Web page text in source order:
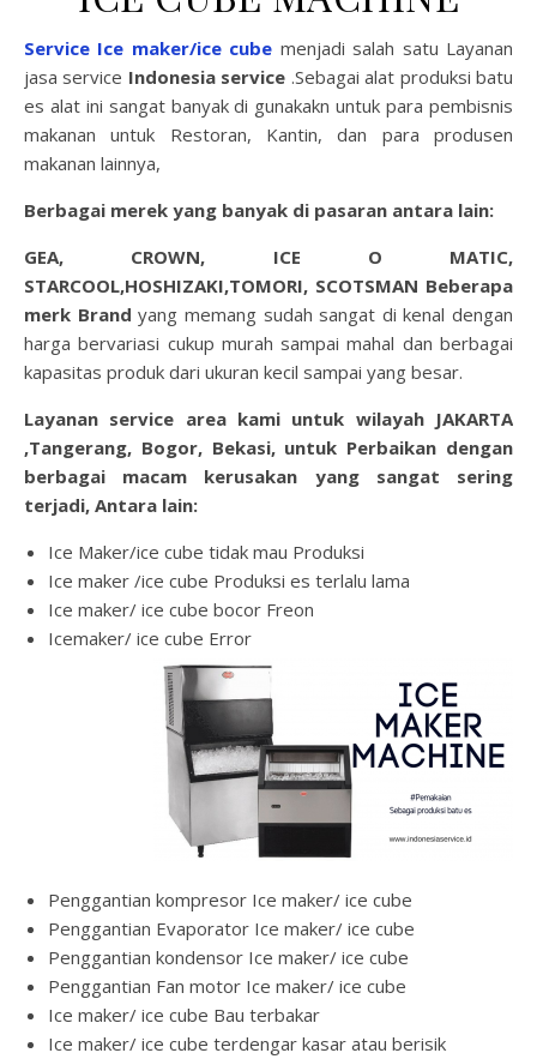
Service Ice maker/ice cube menjadi salah satu Layanan
jasa service Indonesia service .Sebagai alat produksi batu
es alat ini sangat banyak di gunakakn untuk para pembisnis
makanan untuk Restoran, Kantin, dan para produsen
makanan lainnya,
Berbagai merek yang banyak di pasaran antara lain:
GEA, CROWN, ICE O MATIC,
STARCOOL,HOSHIZAKI,TOMORI, SCOTSMAN Beberapa
merk Brand yang memang sudah sangat di kenal dengan
harga bervariasi cukup murah sampai mahal dan berbagai
kapasitas produk dari ukuran kecil sampai yang besar.
Layanan service area kami untuk wilayah JAKARTA
,Tangerang, Bogor, Bekasi, untuk Perbaikan dengan
berbagai macam kerusakan yang sangat sering
terjadi, Antara lain:
Ice Maker/ice cube tidak mau Produksi
Ice maker /ice cube Produksi es terlalu lama
Ice maker/ ice cube bocor Freon
Icemaker/ ice cube Error
Penggantian kompresor Ice maker/ ice cube
Penggantian Evaporator Ice maker/ ice cube
Penggantian kondensor Ice maker/ ice cube
Penggantian Fan motor Ice maker/ ice cube
Ice maker/ ice cube Bau terbakar
Ice maker/ ice cube terdengar kasar atau berisik